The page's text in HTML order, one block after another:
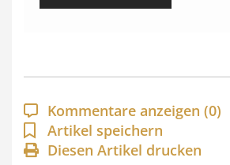
p
a
n
n
Kommentare anzeigen (0)
Artikel speichern
Diesen Artikel drucken